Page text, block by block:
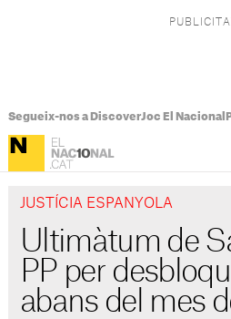
Segueix-nos a DiscoverJoc El Nacional
JUSTÍCIA ESPANYOLA
Ultimàtum de
PP per
abans del mes